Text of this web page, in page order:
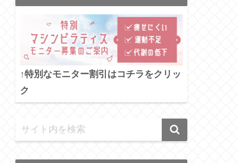
↑特別なモニター割引はコチラをクリッ
ク